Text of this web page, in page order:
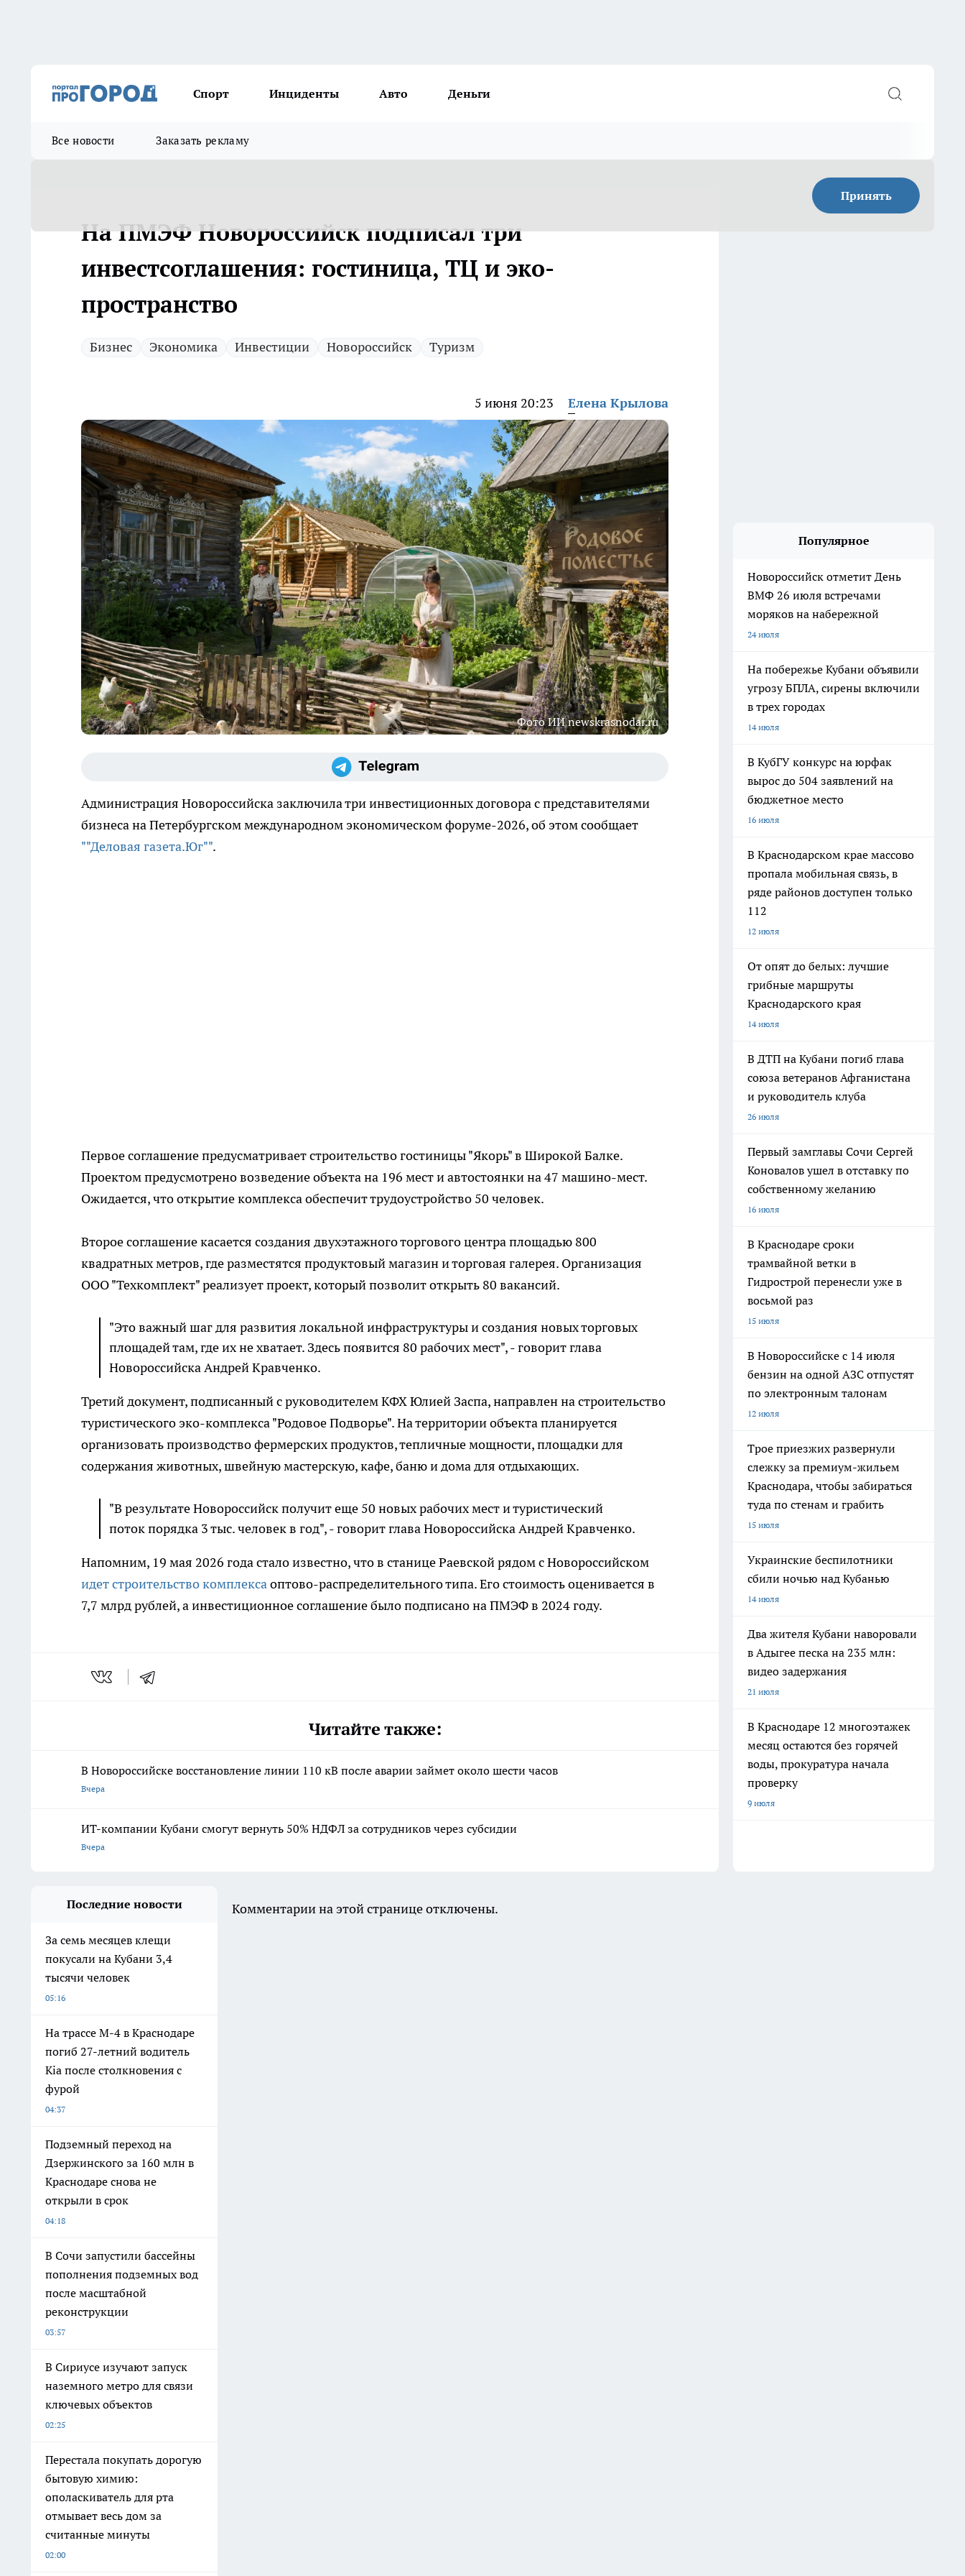
Спорт Инциденты Авто Деньги
Все новости Заказать рекламу
Принять
На ПМЭФ Новороссийск подписал три
инвестсоглашения: гостиница, ТЦ и эко-
пространство
Бизнес Экономика Инвестиции Новороссийск Туризм
5 июня 20:23 Елена Крылова
Фото ИИ newskrasnodar.ru
Администрация Новороссийска заключила три инвестиционных договора с представителями
бизнеса на Петербургском международном экономическом форуме-2026, об этом сообщает
""Деловая газета.Юг"".
Первое соглашение предусматривает строительство гостиницы "Якорь" в Широкой Балке.
Проектом предусмотрено возведение объекта на 196 мест и автостоянки на 47 машино-мест.
Ожидается, что открытие комплекса обеспечит трудоустройство 50 человек.
Второе соглашение касается создания двухэтажного торгового центра площадью 800
квадратных метров, где разместятся продуктовый магазин и торговая галерея. Организация
ООО "Техкомплект" реализует проект, который позволит открыть 80 вакансий.
"Это важный шаг для развития локальной инфраструктуры и создания новых торговых
площадей там, где их не хватает. Здесь появится 80 рабочих мест", - говорит глава
Новороссийска Андрей Кравченко.
Третий документ, подписанный с руководителем КФХ Юлией Заспа, направлен на строительство
туристического эко-комплекса "Родовое Подворье". На территории объекта планируется
организовать производство фермерских продуктов, тепличные мощности, площадки для
содержания животных, швейную мастерскую, кафе, баню и дома для отдыхающих.
"В результате Новороссийск получит еще 50 новых рабочих мест и туристический
поток порядка 3 тыс. человек в год", - говорит глава Новороссийска Андрей Кравченко.
Напомним, 19 мая 2026 года стало известно, что в станице Раевской рядом с Новороссийском
идет строительство комплексаоптово-распределительного типа. Его стоимость оценивается в
7,7 млрд рублей, а инвестиционное соглашение было подписано на ПМЭФ в 2024 году.
Читайте также:
В Новороссийске восстановление линии 110 кВ после аварии займет около шести часов
Вчера
ИТ-компании Кубани смогут вернуть 50% НДФЛ за сотрудников через субсидии
Вчера
Популярное
Новороссийск отметит День
ВМФ 26 июля встречами
моряков на набережной
24 июля
На побережье Кубани объявили
угрозу БПЛА, сирены включили
в трех городах
14 июля
В КубГУ конкурс на юрфак
вырос до 504 заявлений на
бюджетное место
16 июля
В Краснодарском крае массово
пропала мобильная связь, в
ряде районов доступен только
112
12 июля
От опят до белых: лучшие
грибные маршруты
Краснодарского края
14 июля
В ДТП на Кубани погиб глава
союза ветеранов Афганистана
и руководитель клуба
26 июля
Первый замглавы Сочи Сергей
Коновалов ушел в отставку по
собственному желанию
16 июля
В Краснодаре сроки
трамвайной ветки в
Гидрострой перенесли уже в
восьмой раз
15 июля
В Новороссийске с 14 июля
бензин на одной АЗС отпустят
по электронным талонам
12 июля
Трое приезжих развернули
слежку за премиум-жильем
Краснодара, чтобы забираться
туда по стенам и грабить
15 июля
Украинские беспилотники
сбили ночью над Кубанью
14 июля
Два жителя Кубани наворовали
в Адыгее песка на 235 млн:
видео задержания
21 июля
В Краснодаре 12 многоэтажек
месяц остаются без горячей
воды, прокуратура начала
проверку
9 июля
Последние новости
За семь месяцев клещи
покусали на Кубани 3,4
тысячи человек
05:16
На трассе М-4 в Краснодаре
погиб 27-летний водитель
Kia после столкновения с
фурой
04:37
Подземный переход на
Дзержинского за 160 млн в
Краснодаре снова не
открыли в срок
04:18
В Сочи запустили бассейны
пополнения подземных вод
после масштабной
реконструкции
03:57
В Сириусе изучают запуск
наземного метро для связи
ключевых объектов
02:25
Перестала покупать дорогую
бытовую химию:
ополаскиватель для рта
отмывает весь дом за
считанные минуты
02:00
Комментарии на этой странице отключены.